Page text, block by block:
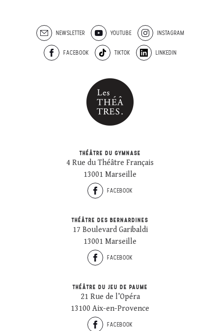
NEWSLETTER YOUTUBE INSTAGRAM
FACEBOOK TIKTOK LINKEDIN
THÉÂTRE DU GYMNASE
4 Rue du Théâtre Français
13001 Marseille
FACEBOOK
THÉÂTRE DES BERNARDINES
17 Boulevard Garibaldi
13001 Marseille
FACEBOOK
THÉÂTRE DU JEU DE PAUME
21 Rue de l’Opéra
13100 Aix-en-Provence
FACEBOOK